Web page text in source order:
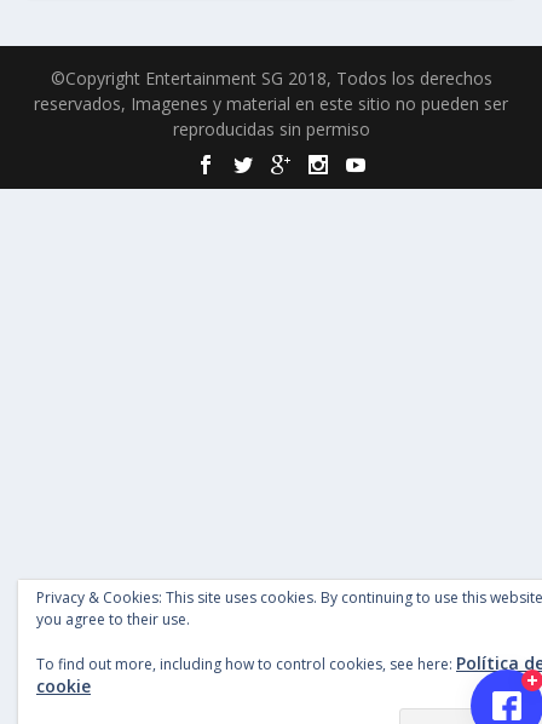
©Copyright Entertainment SG 2018, Todos los derechos
reservados, Imagenes y material en este sitio no pueden ser
reproducidas sin permiso
Privacy & Cookies: This site uses cookies. By continuing to use this
you agree to their use.
To find out more, including how to control cookies, see here: Política
cookie